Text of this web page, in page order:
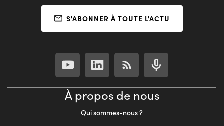
S'ABONNER À TOUTE L'ACTU
À propos de nous
Qui sommes-nous ?